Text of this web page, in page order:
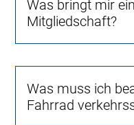
Was bringt mir
Mitgliedschaft?
Was muss ich
Fahrrad